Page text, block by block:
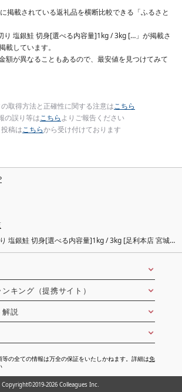
掲載されている返礼品を横断比較できる「ふるさと
り 塩銀鮭 切身[選べる内容量]1kg / 3kg […」が掲載さ
載しています。
額が異なることもあるので、最安値を見つけてみて
取得方法と正確性に関する注意はこちら
の誤り等はこちらよりご報告ください
稿はこちらから受け付けております
塩銀鮭 切身[選べる内容量]1kg / 3kg [足利本店 宮城
キング（提携サイト）
解説
の全ての情報は万全の保証をいたしかねます。詳細は免
Copyright©2019-2026 Colleagues Inc.